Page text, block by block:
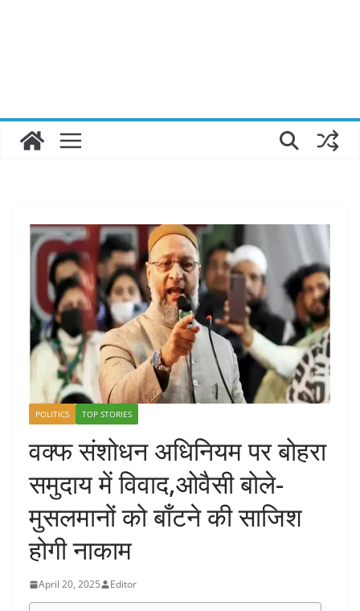
POLITICS TOP STORIES
वक्फ संशोधन अधिनियम पर बोहरा
समुदाय में विवाद,ओवैसी बोले-
मुसलमानों को बाँटने की साजिश
होगी नाकाम
April 20, 2025 Editor